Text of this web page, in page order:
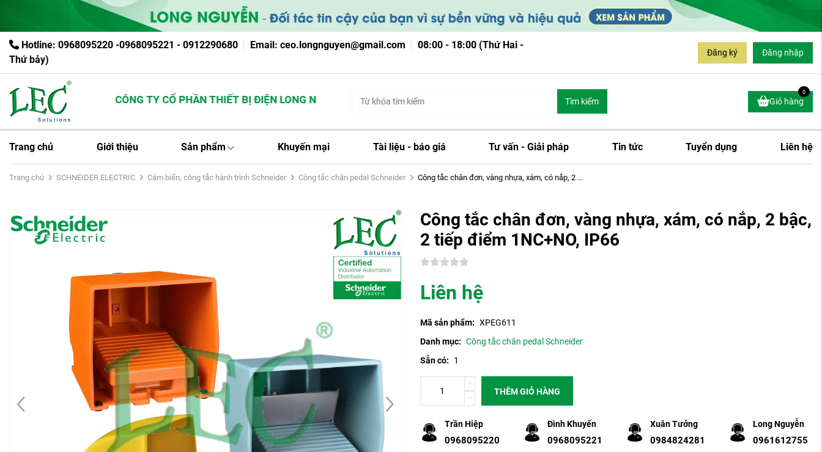
Hotline: 0968095220 -0968095221 - 0912290680 Email: ceo.longnguyen@gmail.com
08:00 - 18:00 (Thứ Hai -
Thứ bảy)
Đăng ký Đăng nhập
CÔNG TY CỔ PHẦN THIẾT BỊ ĐIỆN LONG NGUYỄN Tìm kiếm Giỏ hàng
0
Trang chủ Giới thiệu Sản phẩm Khuyến mại Tài liệu - báo giá Tư vấn - Giải pháp Tin tức Tuyển dụng Liên hệ
Trang chủ SCHNEIDER ELECTRIC Cảm biến, công tắc hành trình Schneider Công tắc chân pedal Schneider Công tắc chân đơn, vàng nhựa, xám, có nắp, 2 ...
Công tắc chân đơn, vàng nhựa, xám, có nắp, 2 bậc,
2 tiếp điểm 1NC+NO, IP66
Liên hệ
Mã sản phẩm: XPEG611
Danh mục: Công tắc chân pedal Schneider
Sẵn có:
1
THÊM GIỎ HÀNG
Trần Hiệp
0968095220
Đình Khuyến
0968095221
Xuân Tưởng
0984824281
Long Nguyễn
0961612755